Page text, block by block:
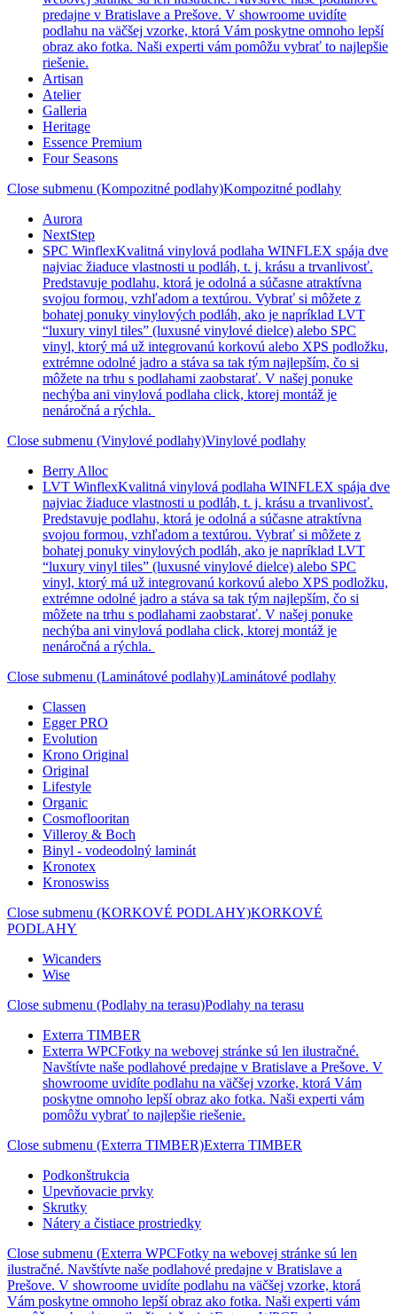
predajne v Bratislave a Prešove. V showroome uvidíte
podlahu na väčšej vzorke, ktorá Vám poskytne omnoho lepší
obraz ako fotka. Naši experti vám pomôžu vybrať to najlepšie
riešenie.
Artisan
Atelier
Galleria
Heritage
Essence Premium
Four Seasons
Close submenu (Kompozitné podlahy)Kompozitné podlahy
Aurora
NextStep
SPC WinflexKvalitná vinylová podlaha WINFLEX spája dve
najviac žiaduce vlastnosti u podláh, t. j. krásu a trvanlivosť.
Predstavuje podlahu, ktorá je odolná a súčasne atraktívna
svojou formou, vzhľadom a textúrou. Vybrať si môžete z
bohatej ponuky vinylových podláh, ako je napríklad LVT
“luxury vinyl tiles” (luxusné vinylové dielce) alebo SPC
vinyl, ktorý má už integrovanú korkovú alebo XPS podložku,
extrémne odolné jadro a stáva sa tak tým najlepším, čo si
môžete na trhu s podlahami zaobstarať. V našej ponuke
nechýba ani vinylová podlaha click, ktorej montáž je
nenáročná a rýchla.
Close submenu (Vinylové podlahy)Vinylové podlahy
Berry Alloc
LVT WinflexKvalitná vinylová podlaha WINFLEX spája dve
najviac žiaduce vlastnosti u podláh, t. j. krásu a trvanlivosť.
Predstavuje podlahu, ktorá je odolná a súčasne atraktívna
svojou formou, vzhľadom a textúrou. Vybrať si môžete z
bohatej ponuky vinylových podláh, ako je napríklad LVT
“luxury vinyl tiles” (luxusné vinylové dielce) alebo SPC
vinyl, ktorý má už integrovanú korkovú alebo XPS podložku,
extrémne odolné jadro a stáva sa tak tým najlepším, čo si
môžete na trhu s podlahami zaobstarať. V našej ponuke
nechýba ani vinylová podlaha click, ktorej montáž je
nenáročná a rýchla.
Close submenu (Laminátové podlahy)Laminátové podlahy
Classen
Egger PRO
Evolution
Krono Original
Original
Lifestyle
Organic
Cosmoflooritan
Villeroy & Boch
Binyl - vodeodolný laminát
Kronotex
Kronoswiss
Close submenu (KORKOVÉ PODLAHY)KORKOVÉ
PODLAHY
Wicanders
Wise
Close submenu (Podlahy na terasu)Podlahy na terasu
Exterra TIMBER
Exterra WPCFotky na webovej stránke sú len ilustračné.
Navštívte naše podlahové predajne v Bratislave a Prešove. V
showroome uvidíte podlahu na väčšej vzorke, ktorá Vám
poskytne omnoho lepší obraz ako fotka. Naši experti vám
pomôžu vybrať to najlepšie riešenie.
Close submenu (Exterra TIMBER)Exterra TIMBER
Podkonštrukcia
Upevňovacie prvky
Skrutky
Nátery a čistiace prostriedky
Close submenu (Exterra WPCFotky na webovej stránke sú len
ilustračné. Navštívte naše podlahové predajne v Bratislave a
Prešove. V showroome uvidíte podlahu na väčšej vzorke, ktorá
Vám poskytne omnoho lepší obraz ako fotka. Naši experti vám